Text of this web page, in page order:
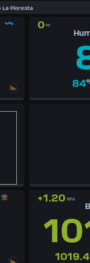
La Floresta
0 %
84
+1.20 hPa
1019.4